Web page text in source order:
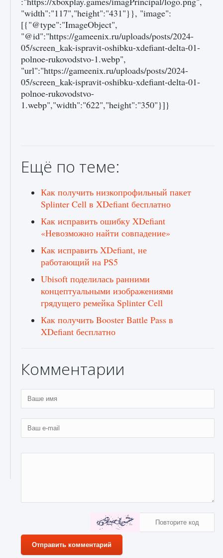
"width":"117","height":"431"}}, "image":
[{"@type":"ImageObject",
"@id":"https://gameenix.ru/uploads/posts/2024-
05/screen_kak-ispravit-oshibku-xdefiant-delta-01-
polnoe-rukovodstvo-1.webp",
"url":"https://gameenix.ru/uploads/posts/2024-
05/screen_kak-ispravit-oshibku-xdefiant-delta-01-
polnoe-rukovodstvo-
1.webp","width":"622","height":"350"}]}
Ещё по теме:
Как получить низкопрофильный пакет
Splinter Cell в XDefiant бесплатно
Как исправить ошибку XDefiant
«Невозможно найти совпадение»
Как исправить XDefiant, не
работающий на PS5
Ubisoft поделилась ранними
концептуальными изображениями
грядущего ремейка Splinter Cell
Как получить Booster Battle Pass в
XDefiant бесплатно
Комментарии
Отправить комментарий